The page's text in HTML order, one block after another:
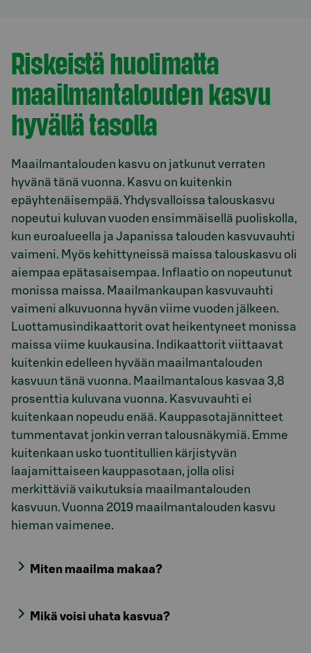
Riskeistä huolimatta
maailmantalouden kasvu
hyvällä tasolla
Maailmantalouden kasvu on jatkunut verraten
hyvänä tänä vuonna. Kasvu on kuitenkin
epäyhtenäisempää. Yhdysvalloissa talouskasvu
nopeutui kuluvan vuoden ensimmäisellä puoliskolla,
kun euroalueella ja Japanissa talouden kasvuvauhti
vaimeni. Myös kehittyneissä maissa talouskasvu oli
aiempaa epätasaisempaa. Inflaatio on nopeutunut
monissa maissa. Maailmankaupan kasvuvauhti
vaimeni alkuvuonna hyvän viime vuoden jälkeen.
Luottamusindikaattorit ovat heikentyneet monissa
maissa viime kuukausina. Indikaattorit viittaavat
kuitenkin edelleen hyvään maailmantalouden
kasvuun tänä vuonna. Maailmantalous kasvaa 3,8
prosenttia kuluvana vuonna. Kasvuvauhti ei
kuitenkaan nopeudu enää. Kauppasotajännitteet
tummentavat jonkin verran talousnäkymiä. Emme
kuitenkaan usko tuontitullien kärjistyvän
laajamittaiseen kauppasotaan, jolla olisi
merkittäviä vaikutuksia maailmantalouden
kasvuun. Vuonna 2019 maailmantalouden kasvu
hieman vaimenee.
Miten maailma makaa?
Mikä voisi uhata kasvua?